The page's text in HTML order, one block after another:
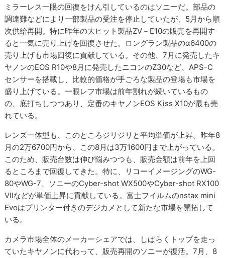
ミラーレス一眼の回復をけん引しているのはソニーだ。部品の
調達難などにより一部製品の受注を停止していたが、5月から順
次供給再開。特に昨年の大ヒット製品ZV－E10の販売を再開す
ると一気に売り上げを回復させた。ロングラン製品のα6400の
売り上げも市場回復に貢献している。その他、7月に発売したキ
ヤノンのEOS R10や8月に発売したニコンのZ30など、APS-C
センサーを搭載し、比較的価格が手ごろな製品の登場も市場を
盛り上げている。一眼レフ市場は前年割れが続いているもの
の、底打ちしつつあり、定番のキヤノンEOS Kiss X10が最も売
れている。
レンズ一体型も、このところジリジリと平均単価が上昇。昨年8
月の2万6700円から、この8月は3万1600円まで上がっている。
このため、販売台数は伸び悩みつつも、販売金額は前年を上回
るところまで回復してきた。特に、リコーイメージングのWG-
80やWG-7、ソニーのCyber-shot WX500やCyber-shot RX100
VIIなどが単価上昇に貢献している。富士フイルムのnstax mini
Evoはプリンター付きのデジカメとして新たな市場を開拓して
いる。
カメラ市場全体のメーカーシェアでは、しばらくトップを走っ
ていたキヤノンに代わって、販売再開のソニーが復活。7月、8